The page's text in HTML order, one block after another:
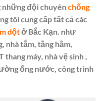
những đội chuyênchống
tôi cung cấp tất cả các
dộtở Bắc Kạn. như
nhà tắm, tầng hầm,
máy, nhà vệ sinh ,
ống nước, công trình